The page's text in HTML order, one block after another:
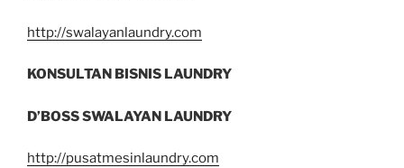
http://swalayanlaundry.com
KONSULTAN BISNIS LAUNDRY
D’BOSS SWALAYAN LAUNDRY
http://pusatmesinlaundry.com